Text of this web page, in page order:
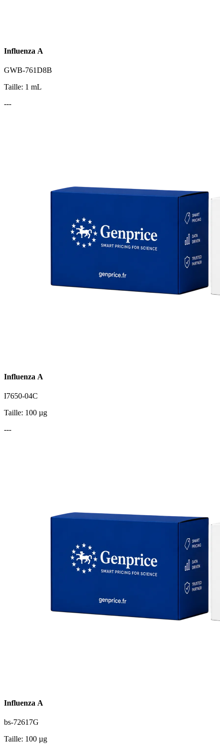
Influenza A
GWB-761D8B
Taille: 1 mL
---
Influenza A
I7650-04C
Taille: 100 µg
---
Influenza A
bs-72617G
Taille: 100 µg